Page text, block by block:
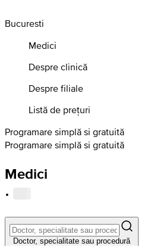
Bucuresti
Medici
Despre clinică
Despre filiale
Listă de prețuri
Programare simplă si gratuită
Programare simplă si gratuită
Medici
·
Doctor, specialitate sau procedură